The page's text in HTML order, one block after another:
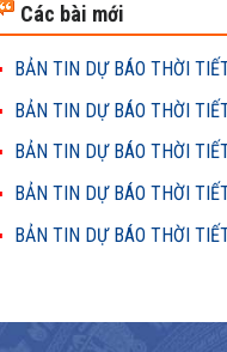
Các bài mới
BẢN TIN DỰ BÁO THỜI
BẢN TIN DỰ BÁO THỜI
BẢN TIN DỰ BÁO THỜI
BẢN TIN DỰ BÁO THỜI
BẢN TIN DỰ BÁO THỜI